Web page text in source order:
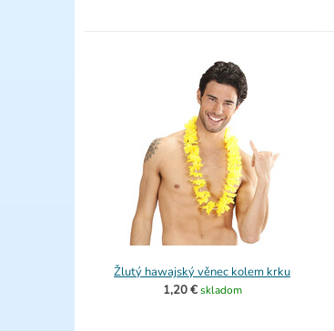
Žlutý hawajský věnec kolem krku
1,20 € skladom